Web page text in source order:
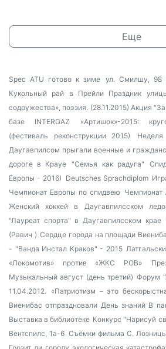
Еще
Spec ATU готово к зиме ул. Смилшу, 98
Кукольный рай в Прейли Праздник
содружества», поэзия. (28.11.2015) Акция
базе INTERGAZ
«Артишок»-2015:
(фестиваль реконструкции 2015)
Даугавпилсом прыгали военные и
дороге в Крауе
"Семья как радуга"
Европы - 2016) Deutsches Sprachdiplom
Чемпионат Европы по спидвею Чемпионат
Женский хоккей в Даугавпилсском
"Лауреат спорта" в Даугавпилсском крае
(Равич ) Сердце города на площади
- "Ванда Инстал Краков" - 2015
«Локомотив» против «ЖКС РОВ»
Музыкальный август (день третий) Форум
11.04.2012. «Патриотизм – это
Виенибас отпраздновали День знаний В
Выставка в библиотеке Конкурс "Нарисуй
Вентспилс, 1а-6 Съёмки фильма С. Лозницы